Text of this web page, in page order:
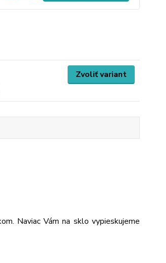
Zvoliť variant
Naviac Vám na sklo vypieskujeme